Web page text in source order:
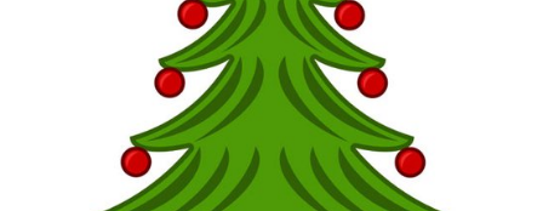
NACKAPOKALEN
DOMARE & MATCHLEDARE